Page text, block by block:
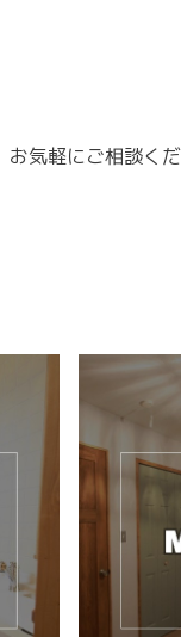
お気軽にご相談く